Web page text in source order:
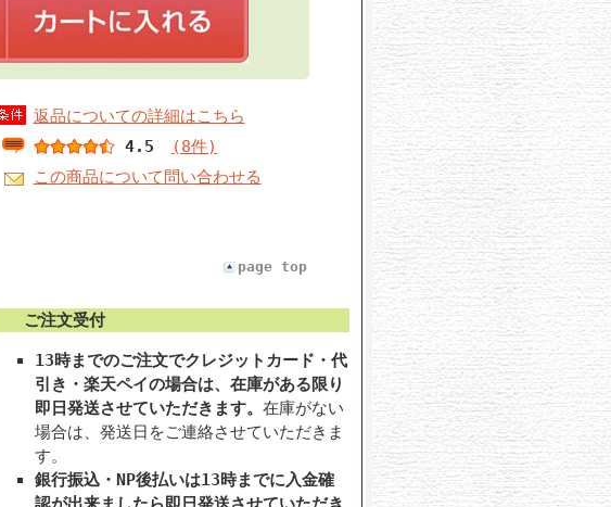
返品についての詳細はこちら
4.5
(8件)
この商品について問い合わせる
page top
ご注文受付
13時までのご注文でクレジットカード・代
引き・楽天ペイの場合は、在庫がある限り
即日発送させていただきます。 在庫がない
場合は、発送日をご連絡させていただきま
す。
銀行振込・NP後払いは13時までに入金確